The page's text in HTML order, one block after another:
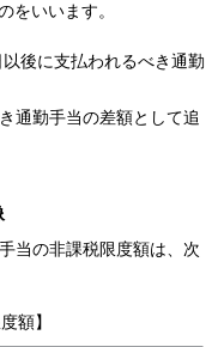
をいいます。
後に支払われるべき通勤
通勤手当の差額として追
当の非課税限度額は、次
額】